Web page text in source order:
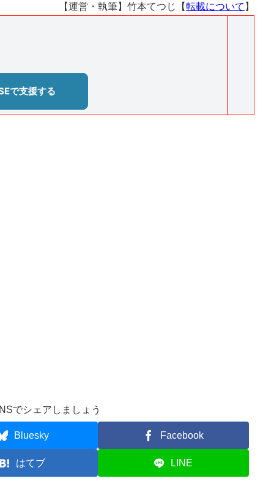
【運営・執筆】竹本てつじ【転載について 】
でシェアしましょう
Bluesky Facebook
はてブ LINE